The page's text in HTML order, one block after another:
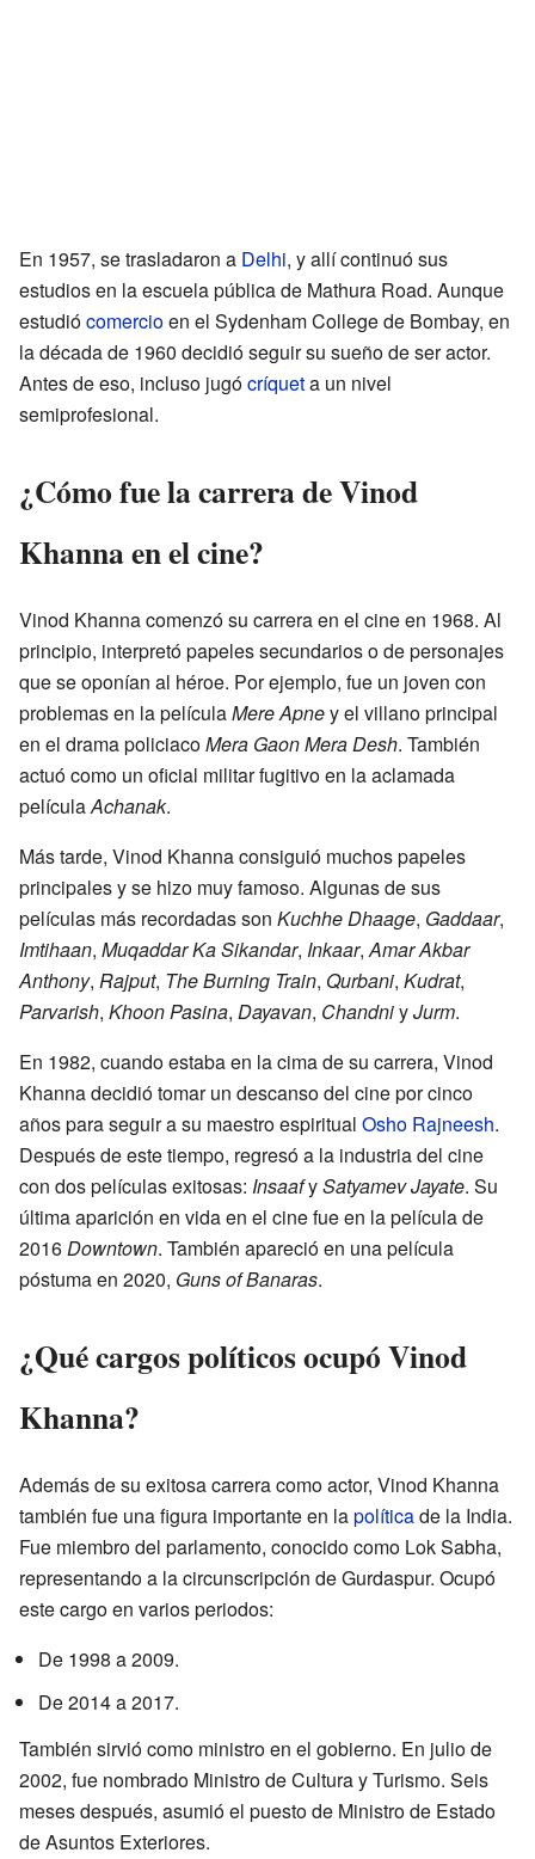
En 1957, se trasladaron a Delhi, y allí continuó sus
estudios en la escuela pública de Mathura Road. Aunque
estudiócomercioen el Sydenham College de Bombay, en
la década de 1960 decidió seguir su sueño de ser actor.
Antes de eso, incluso jugócríqueta un nivel
semiprofesional.
¿Cómo fue la carrera de Vinod
Khanna en el cine?
Vinod Khanna comenzó su carrera en el cine en 1968. Al
principio, interpretó papeles secundarios o de personajes
que se oponían al héroe. Por ejemplo, fue un joven con
problemas en la películaMere Apney el villano principal
en el drama policiacoMera Gaon Mera Desh. También
actuó como un oficial militar fugitivo en la aclamada
películaAchanak.
Más tarde, Vinod Khanna consiguió muchos papeles
principales y se hizo muy famoso. Algunas de sus
películas más recordadas son Kuchhe Dhaage, Gaddaar,
Imtihaan, Muqaddar Ka Sikandar, Inkaar,Amar Akbar
Anthony, Rajput, The Burning Train, Qurbani, Kudrat,
Parvarish, Khoon Pasina, Dayavan, ChandniyJurm.
En 1982, cuando estaba en la cima de su carrera, Vinod
Khanna decidió tomar un descanso del cine por cinco
años para seguir a su maestro espiritual Osho Rajneesh.
Después de este tiempo, regresó a la industria del cine
con dos películas exitosas: InsaafySatyamev Jayate. Su
última aparición en vida en el cine fue en la película de
2016Downtown. También apareció en una película
póstuma en 2020, Guns of Banaras.
¿Qué cargos políticos ocupó Vinod
Khanna?
Además de su exitosa carrera como actor, Vinod Khanna
también fue una figura importante en lapolíticade la India.
Fue miembro del parlamento, conocido como Lok Sabha,
representando a la circunscripción de Gurdaspur. Ocupó
este cargo en varios periodos:
De 1998 a 2009.
De 2014 a 2017.
También sirvió como ministro en el gobierno. En julio de
2002, fue nombrado Ministro de Cultura y Turismo. Seis
meses después, asumió el puesto de Ministro de Estado
de Asuntos Exteriores.